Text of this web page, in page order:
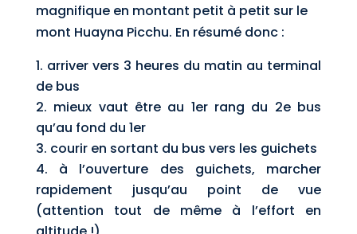
magnifique en montant petit à petit sur le
mont Huayna Picchu. En résumé donc :
arriver vers 3 heures du matin au terminal
de bus
mieux vaut être au 1er rang du 2e bus
qu’au fond du 1er
courir en sortant du bus vers les guichets
à l’ouverture des guichets, marcher
rapidement jusqu’au point de vue
(attention tout de même à l’effort en